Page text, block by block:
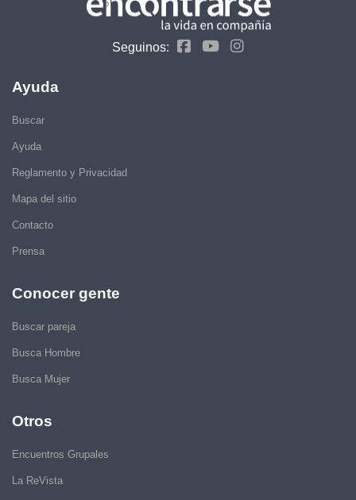
Seguinos:
Ayuda
Buscar
Ayuda
Reglamento y Privacidad
Mapa del sitio
Contacto
Prensa
Conocer gente
Buscar pareja
Busca Hombre
Busca Mujer
Otros
Encuentros Grupales
La ReVista